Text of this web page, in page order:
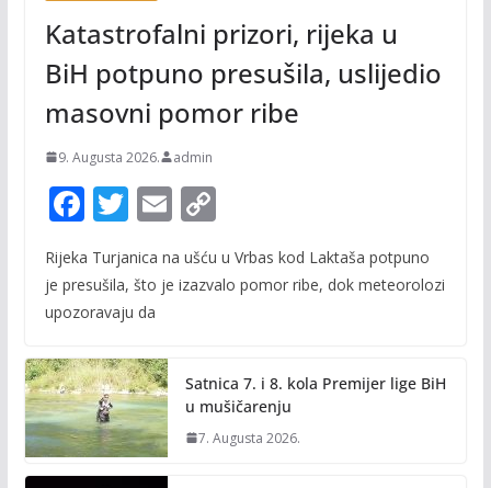
Katastrofalni prizori, rijeka u
BiH potpuno presušila, uslijedio
masovni pomor ribe
9. Augusta 2026. admin
F
e
b
o
k
T
itt
er
E
ai
C
p
n
k
Rijeka Turjanica na ušću u Vrbas kod Laktaša potpuno
je presušila, što je izazvalo pomor ribe, dok meteorolozi
upozoravaju da
Satnica 7. i 8. kola Premijer lige BiH
u mušičarenju
7. Augusta 2026.